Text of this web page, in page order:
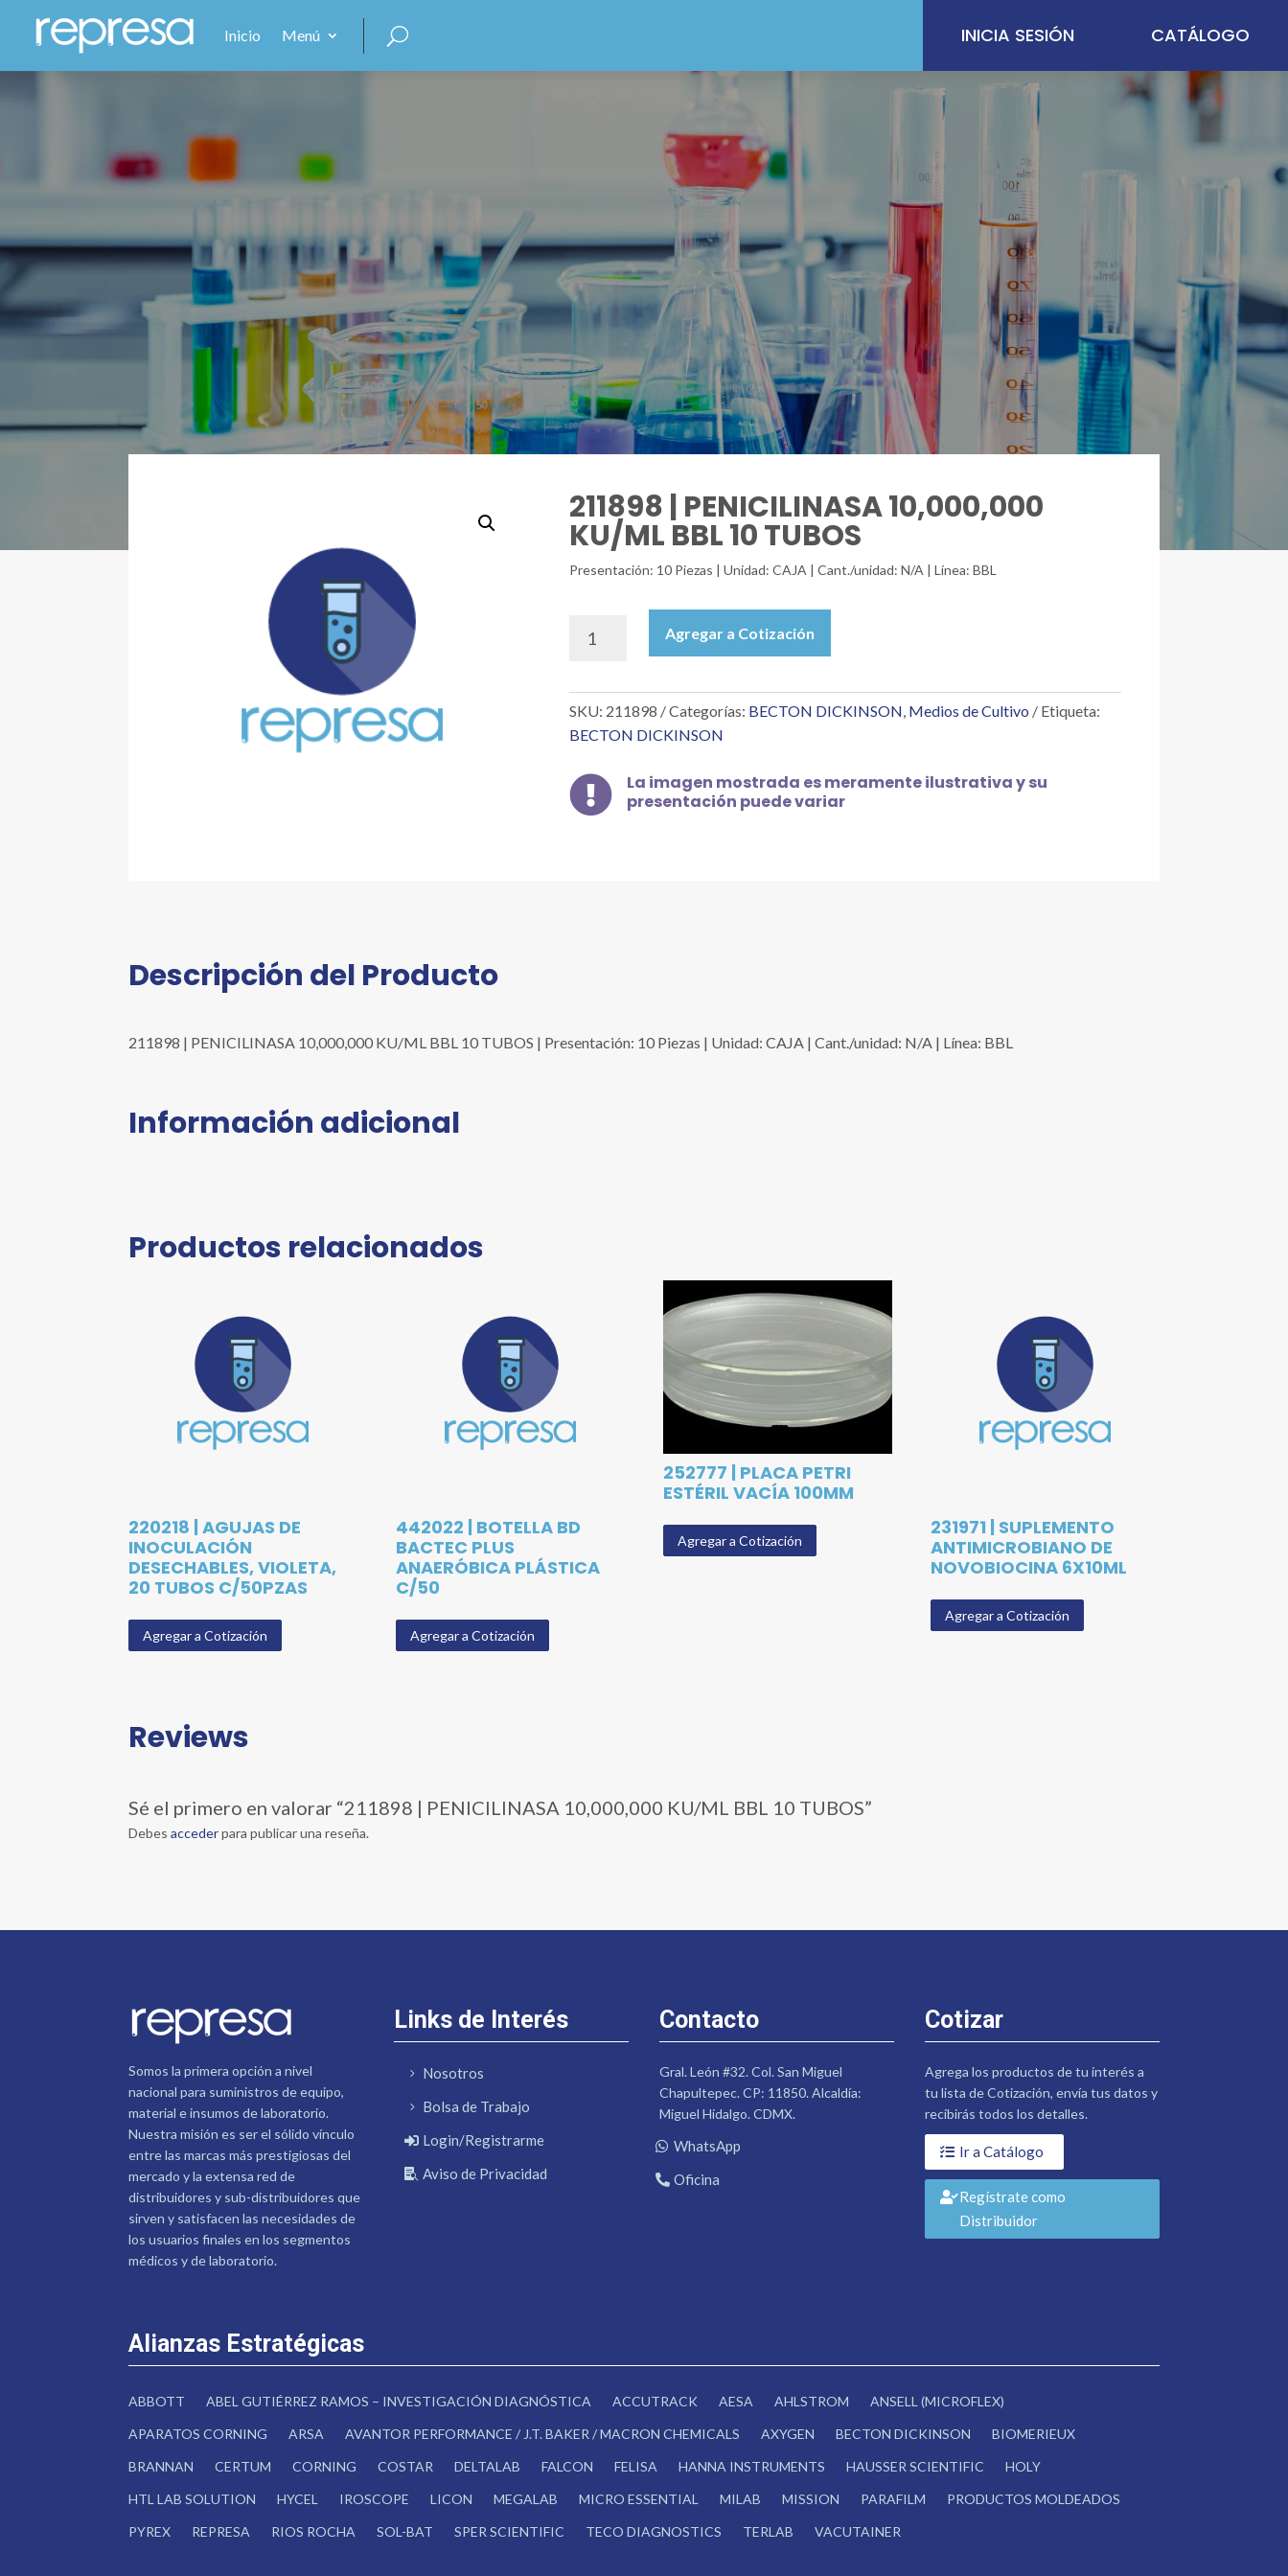
Inicio Menú INICIA SESIÓN CATÁLOGO
211898 | PENICILINASA 10,000,000
KU/ML BBL 10 TUBOS
Presentación: 10 Piezas | Unidad: CAJA | Cant./unidad: N/A | Línea: BBL
10,000,000
KU/ML
BBL
TUBOS
cantidad
Agregar a Cotización
SKU: 211898 Categorías: BECTON DICKINSON, Medios de Cultivo
Etiqueta:
BECTON DICKINSON

La imagen mostrada es meramente ilustrativa y su
presentación puede variar
Descripción del Producto
211898 | PENICILINASA 10,000,000 KU/ML BBL 10 TUBOS | Presentación: 10 Piezas | Unidad: CAJA | Cant./unidad: N/A | Línea: BBL
Información adicional
Productos relacionados
220218 | AGUJAS DE
INOCULACIÓN
DESECHABLES, VIOLETA,
20 TUBOS C/50PZAS
Agregar a Cotización
442022 | BOTELLA BD
BACTEC PLUS
ANAERÓBICA PLÁSTICA
C/50
Agregar a Cotización
252777 | PLACA PETRI
ESTÉRIL VACÍA 100MM
Agregar a Cotización
231971 | SUPLEMENTO
ANTIMICROBIANO DE
NOVOBIOCINA 6X10ML
Agregar a Cotización
Reviews
Sé el primero en valorar “211898 | PENICILINASA 10,000,000 KU/ML BBL 10 TUBOS”
Debesaccederpara publicar una reseña.
Somos la primera opción a nivel
nacional para suministros de equipo,
material e insumos de laboratorio.
Nuestra misión es ser el sólido vínculo
entre las marcas más prestigiosas del
mercado y la extensa red de
distribuidores y sub-distribuidores que
sirven y satisfacen las necesidades de
los usuarios finales en los segmentos
médicos y de laboratorio.
Links de Interés
Nosotros
Bolsa de Trabajo
Login/Registrarme
Aviso de Privacidad
Contacto
Gral. León #32. Col. San Miguel
Chapultepec. CP: 11850. Alcaldía:
Miguel Hidalgo. CDMX.
WhatsApp
Oficina
Cotizar
Agrega los productos de tu interés a
tu lista de Cotización, envía tus datos y
recibirás todos los detalles.
Ir a Catálogo
Regístrate como
Distribuidor
Alianzas Estratégicas
ABBOTT ABEL GUTIÉRREZ RAMOS – INVESTIGACIÓN DIAGNÓSTICA ACCUTRACK AESA AHLSTROM
ANSELL (MICROFLEX)
APARATOS CORNING
ARSA AVANTOR PERFORMANCE / J.T. BAKER / MACRON CHEMICALS AXYGEN BECTON DICKINSON
BIOMERIEUX
BRANNAN
CERTUM CORNING COSTAR DELTALAB FALCON FELISA HANNA INSTRUMENTS HAUSSER SCIENTIFIC
HOLY
HTL LAB SOLUTION
HYCEL IROSCOPE LICON MEGALAB MICRO ESSENTIAL MILAB MISSION PARAFILM
PRODUCTOS MOLDEADOS
PYREX
REPRESA RIOS ROCHA SOL-BAT SPER SCIENTIFIC TECO DIAGNOSTICS TERLAB VACUTAINER